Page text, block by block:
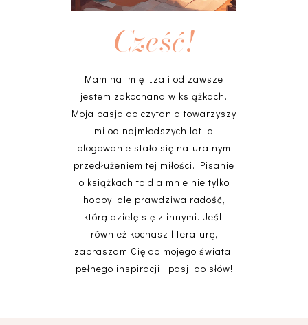
Cześć!
Mam na imię Iza i od zawsze
jestem zakochana w książkach.
Moja pasja do czytania towarzyszy
mi od najmłodszych lat, a
blogowanie stało się naturalnym
przedłużeniem tej miłości. Pisanie
o książkach to dla mnie nie tylko
hobby, ale prawdziwa radość,
którą dzielę się z innymi. Jeśli
również kochasz literaturę,
zapraszam Cię do mojego świata,
pełnego inspiracji i pasji do słów!